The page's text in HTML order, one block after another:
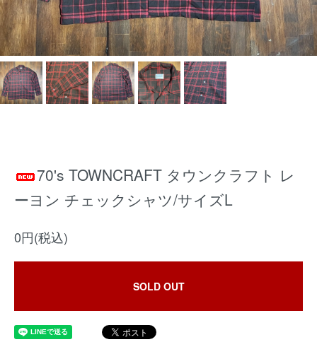
70's TOWNCRAFT タウンクラフト レ
ーヨン チェックシャツ/サイズL
0円(税込)
SOLD OUT